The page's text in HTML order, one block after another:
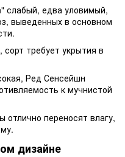
слабый, едва уловимый,
выведенных в основном
требует укрытия в
Ред Сенсейшн
к мучнистой
переносят влагу,
дизайне